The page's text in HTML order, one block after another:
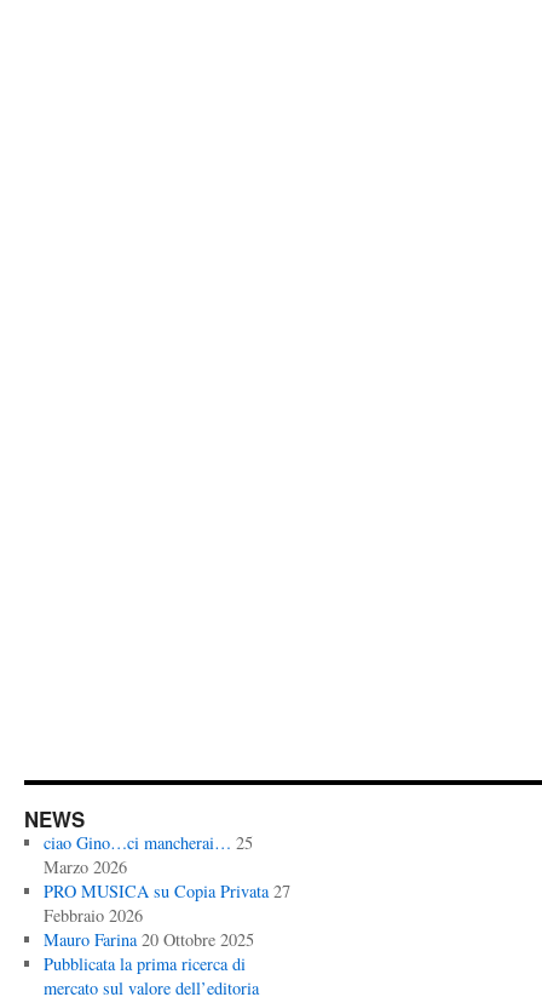
NEWS
ciao Gino…ci mancherai… 25
Marzo 2026
PRO MUSICA su Copia Privata 27
Febbraio 2026
Mauro Farina 20 Ottobre 2025
Pubblicata la prima ricerca di
mercato sul valore dell’editoria